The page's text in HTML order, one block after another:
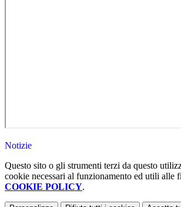
Notizie
Questo sito o gli strumenti terzi da questo
cookie necessari al funzionamento ed utili alle
COOKIE POLICY.